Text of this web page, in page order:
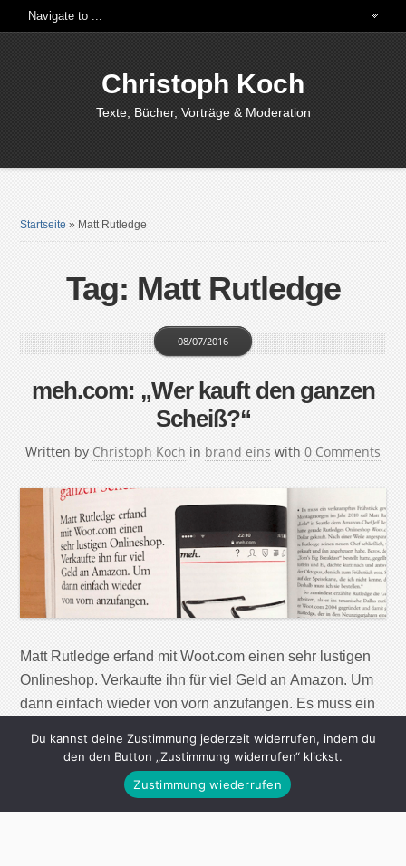
Christoph Koch
Texte, Bücher, Vorträge & Moderation
Startseite » Matt Rutledge
Tag: Matt Rutledge
meh.com: „Wer kauft den ganzen
Scheiß?“
Written by Christoph Koch
08/07/2016
in brand eins with 0 Comments
Matt Rutledge erfand mit Woot.com einen sehr lustigen
Onlineshop. Verkaufte ihn für viel Geld an Amazon. Um
dann einfach wieder von vorn anzufangen. Es muss ein
Montagmorgen im Jahr 2010 saß Matt Rutledge im
Restaurant „Lola“ in Seattle dem Amazon-Chef Jeff
Bezos gegenüber. Bezos hatte gerade Rutledges
Du kannst deine Zustimmung jederzeit widerrufen, indem du
den den Button „Zustimmung widerrufen“ klickst.
Zustimmung wiederrufen